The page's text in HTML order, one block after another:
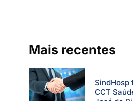
Mais recentes
SindHosp
CCT